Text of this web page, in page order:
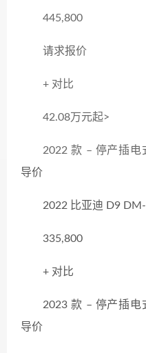
445,800
请求报价
+ 对比
42.08万元起>
2022 款 – 停产插电
导价
2022 比亚迪 D9
335,800
+ 对比
2023 款 – 停产插电
导价